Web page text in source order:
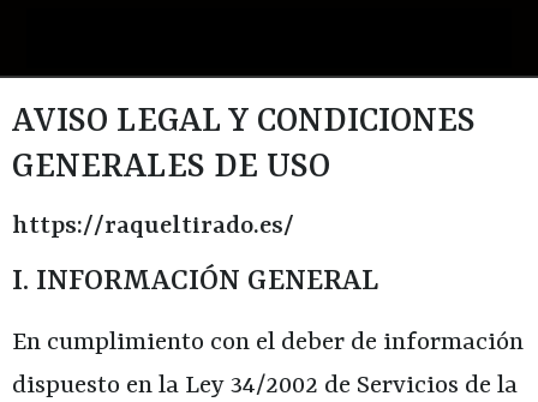
AVISO LEGAL Y CONDICIONES
GENERALES DE USO
https://raqueltirado.es/
I. INFORMACIÓN GENERAL
En cumplimiento con el deber de información
dispuesto en la Ley 34/2002 de Servicios de la